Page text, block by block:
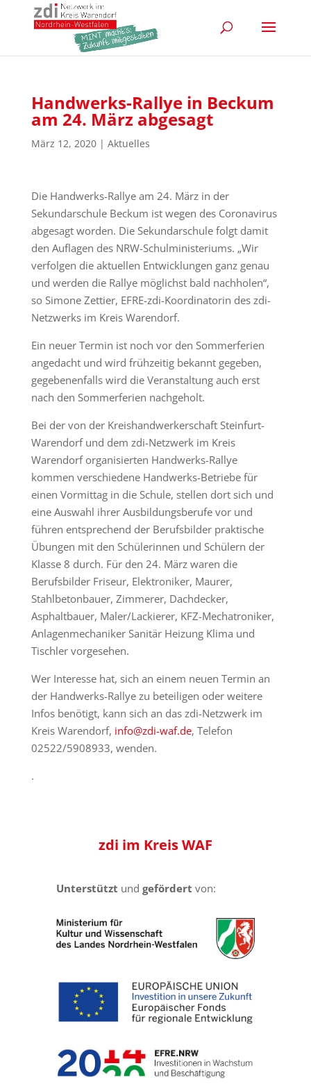
Handwerks-Rallye in Beckum
am 24. März abgesagt
März 12, 2020| Aktuelles
Die Handwerks-Rallye am 24. März in der
Sekundarschule Beckum ist wegen des Coronavirus
abgesagt worden. Die Sekundarschule folgt damit
den Auflagen des NRW-Schulministeriums. „Wir
verfolgen die aktuellen Entwicklungen ganz genau
und werden die Rallye möglichst bald nachholen“,
so Simone Zettier, EFRE-zdi-Koordinatorin des zdi-
Netzwerks im Kreis Warendorf.
Ein neuer Termin ist noch vor den Sommerferien
angedacht und wird frühzeitig bekannt gegeben,
gegebenenfalls wird die Veranstaltung auch erst
nach den Sommerferien nachgeholt.
Bei der von der Kreishandwerkerschaft Steinfurt-
Warendorf und dem zdi-Netzwerk im Kreis
Warendorf organisierten Handwerks-Rallye
kommen verschiedene Handwerks-Betriebe für
einen Vormittag in die Schule, stellen dort sich und
eine Auswahl ihrer Ausbildungsberufe vor und
führen entsprechend der Berufsbilder praktische
Übungen mit den Schülerinnen und Schülern der
Klasse 8 durch. Für den 24. März waren die
Berufsbilder Friseur, Elektroniker, Maurer,
Stahlbetonbauer, Zimmerer, Dachdecker,
Asphaltbauer, Maler/Lackierer, KFZ-Mechatroniker,
Anlagenmechaniker Sanitär Heizung Klima und
Tischler vorgesehen.
Wer Interesse hat, sich an einem neuen Termin an
der Handwerks-Rallye zu beteiligen oder weitere
Infos benötigt, kann sich an das zdi-Netzwerk im
Kreis Warendorf, info@zdi-waf.de, Telefon
02522/5908933, wenden.
.
zdi im KreisWAF
Unterstützt und gefördert von: